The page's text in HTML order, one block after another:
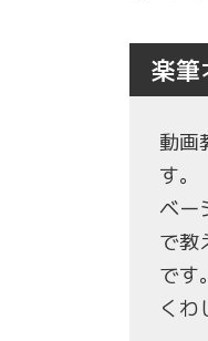
楽筆
動画
す。
ベー
で教
です。
くわ